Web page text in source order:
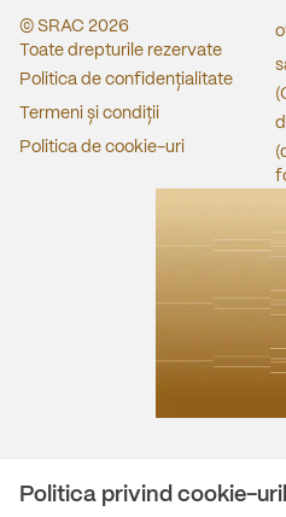
© SRAC 2026
Toate drepturile rezervate
Politica de confidențialitate
Termeni și condiții
Politica de cookie-uri
Politica privind cookie-